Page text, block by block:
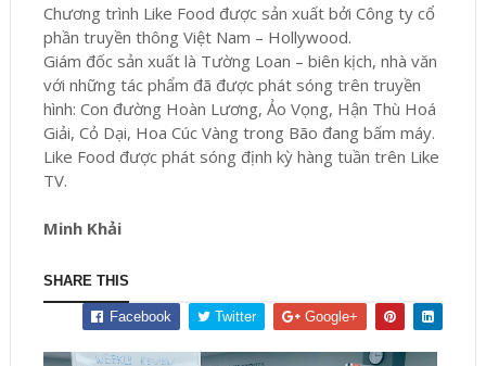
Chương trình Like Food được sản xuất bởi Công ty cổ
phần truyền thông Việt Nam – Hollywood.
Giám đốc sản xuất là Tường Loan – biên kịch, nhà văn
với những tác phẩm đã được phát sóng trên truyền
hình: Con đường Hoàn Lương, Ảo Vọng, Hận Thù Hoá
Giải, Cỏ Dại, Hoa Cúc Vàng trong Bão đang bấm máy.
Like Food được phát sóng định kỳ hàng tuần trên Like
TV.
Minh Khải
SHARE THIS
Facebook Twitter Google+